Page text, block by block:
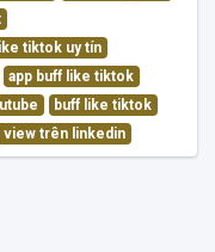
tiktok uy tín
app buff like tiktok
buff like tiktok
view trên linkedin